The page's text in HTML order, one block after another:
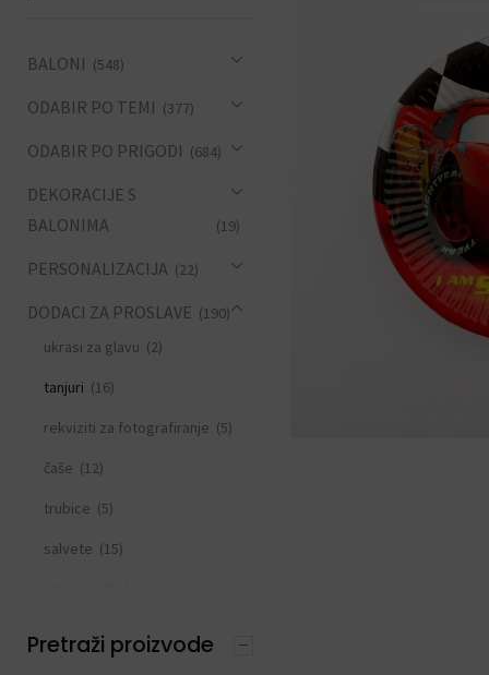
BALONI (548)
ODABIR PO TEMI (377)
ODABIR PO PRIGODI (684)
DEKORACIJE S
BALONIMA
(19)
PERSONALIZACIJA (22)
DODACI ZA PROSLAVE (190)
ukrasi za glavu (2)
tanjuri (16)
rekviziti za fotografiranje (5)
čaše (12)
trubice (5)
salvete (15)
Pretraži proizvode